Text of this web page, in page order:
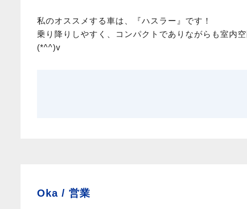
私のオススメする車は、『ハスラー』です！
乗り降りしやすく、コンパクトでありながらも室内
(*^^)v
Oka / 営業